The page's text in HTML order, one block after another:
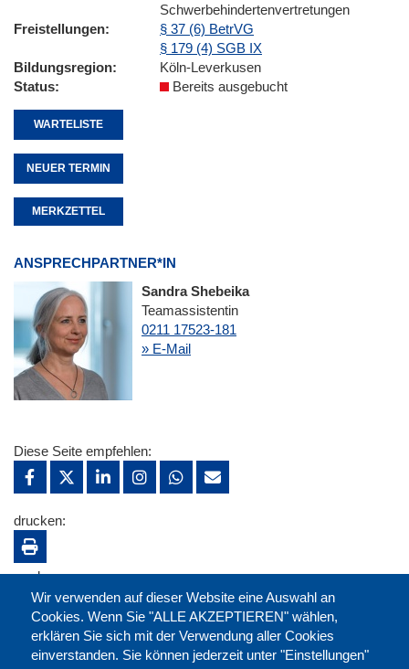
Schwerbehindertenvertretungen
Freistellungen
§ 37 (6) BetrVG
§ 179 (4) SGB IX
Bildungsregion
Köln-Leverkusen
Status
Bereits ausgebucht
WARTELISTE
NEUER TERMIN
MERKZETTEL
ANSPRECHPARTNER*IN
Sandra Shebeika
Teamassistentin
0211 17523-181
» E-Mail
Wir verwenden auf dieser Website eine Auswahl an
Cookies. Wenn Sie "ALLE AKZEPTIEREN" wählen,
erklären Sie sich mit der Verwendung aller Cookies
einverstanden. Sie können jederzeit unter "Einstellungen"
Diese Seite empfehlen:
drucken:
merken: